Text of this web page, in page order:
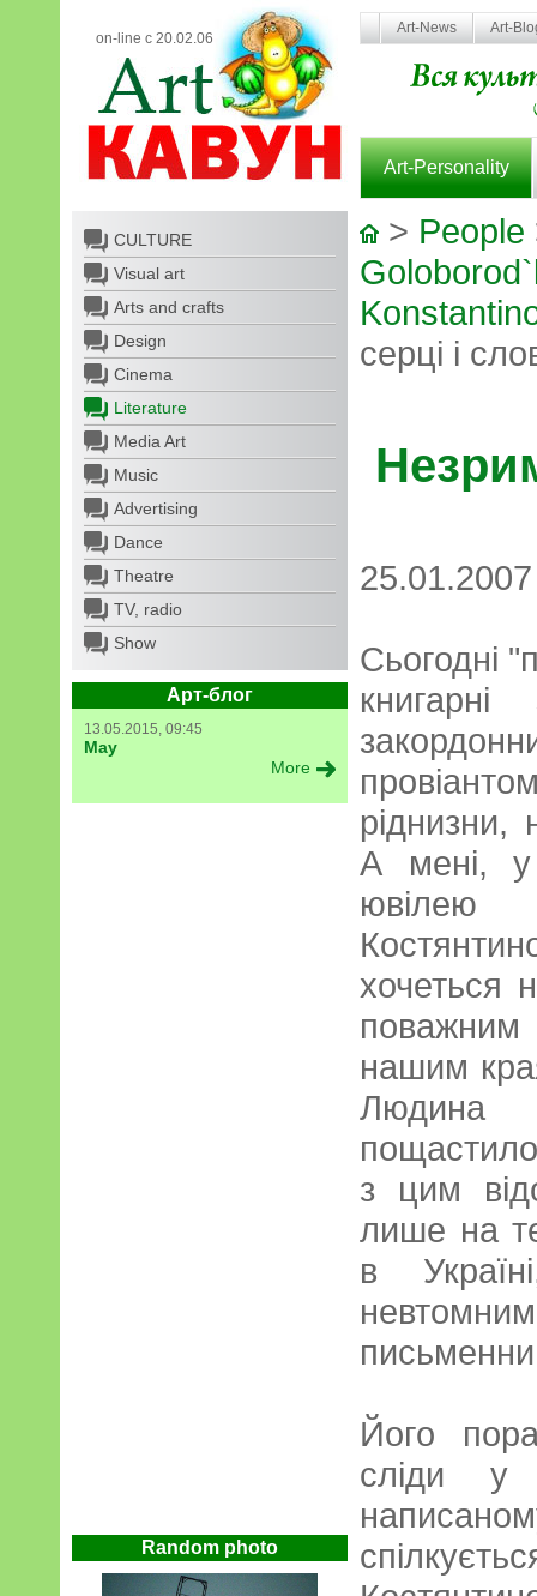
on-line с 20.02.06
Art-News Art-
Art-Personality
CULTURE
Visual art
Arts and crafts
Design
Cinema
Literature
Media Art
Music
Advertising
Dance
Theatre
TV, radio
Show
Арт-блог
13.05.2015, 09:45
May
More
Random photo
> People
серці і
25.01.2007
Сьогодні
книгарні
ріднизни,
А мені, у
хочеться
нашим
Людина
пощастило
з цим
лише на
в
Його
сліди